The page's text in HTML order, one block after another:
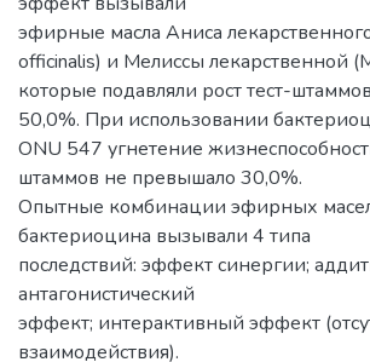
эфирные масла Аниса
officinalis) и Мелиссы лекарственной
которые подавляли рост тест-
50,0%. При использовании
ONU 547 угнетение
штаммов не превышало 30,0%.
Опытные комбинации эфирных
бактериоцина вызывали 4 типа
последствий: эффект синергии;
антагонистический
эффект; интерактивный эффект
взаимодействия).